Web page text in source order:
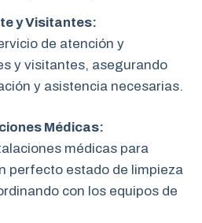
y Visitantes:
de atención y
y visitantes, asegurando
y asistencia necesarias.
Médicas:
médicas para
perfecto estado de limpieza
con los equipos de